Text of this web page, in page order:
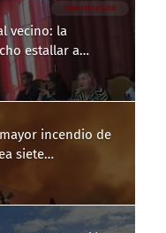
vecino: la
estallar a
incendio de
siete